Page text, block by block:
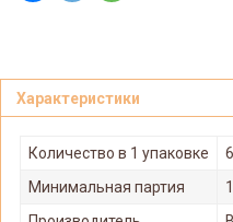
Характеристики
Количество в 1 упаковке
6
Минимальная партия
1